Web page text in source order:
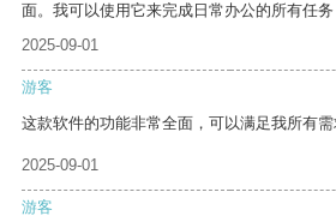
面。我可以使用它来完成日常办公的所有任务
2025-09-01
游客
这款软件的功能非常全面，可以满足我所有需
2025-09-01
游客